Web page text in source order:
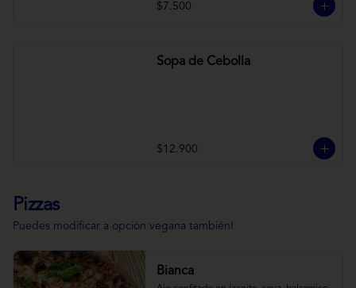
$7.500
Sopa de Cebolla
$12.900
Pizzas
Puedes modificar a opción vegana también!
Bianca